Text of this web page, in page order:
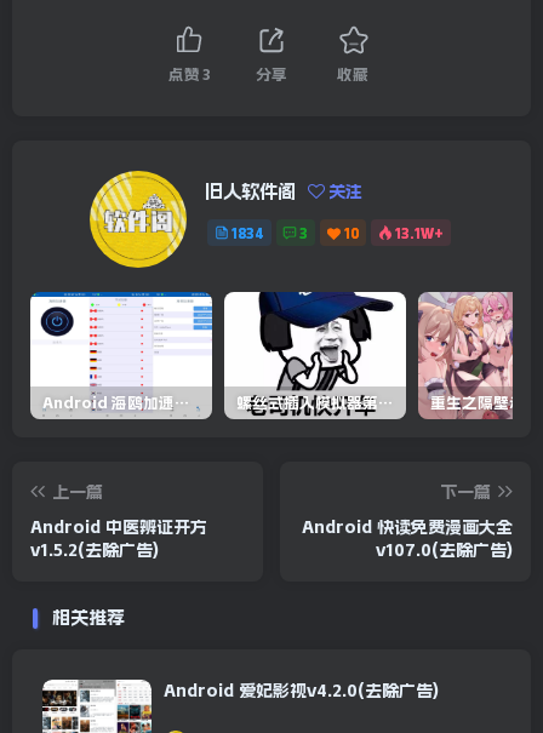
点赞 3 分享 收藏
旧人软件阁 关注
1834 3 10 13.1W+
Android 海鸥加速器v6.6.3(解锁会员) 螺丝式插入模拟器第5代/NejicomiSimulator.Vol.5.v1.0.2
上一篇
Android 中医辨证开方
v1.5.2(去除广告)
下一篇
Android 快读免费漫画大全
v107.0(去除广告)
相关推荐
Android 爱妃影视v4.2.0(去除广告)